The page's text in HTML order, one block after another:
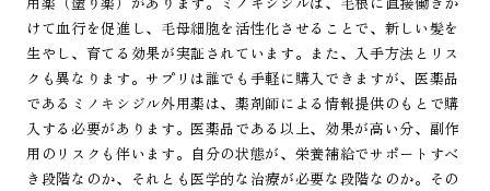
けて血行を促進し、毛母細胞を活性化させることで、新しい髪を
生やし、育てる効果が実証されています。また、入手方法とリス
クも異なります。サプリは誰でも手軽に購入できますが、医薬品
であるミノキシジル外用薬は、薬剤師による情報提供のもとで購
入する必要があります。医薬品である以上、効果が高い分、副作
用のリスクも伴います。自分の状態が、栄養補給でサポートすべ
き段階なのか、それとも医学的な治療が必要な段階なのか。その